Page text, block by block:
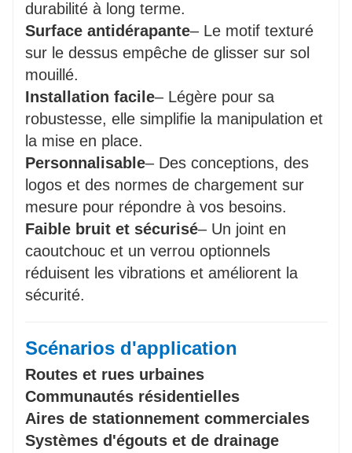
durabilité à long terme.
Surface antidérapante– Le motif texturé
sur le dessus empêche de glisser sur sol
mouillé.
Installation facile– Légère pour sa
robustesse, elle simplifie la manipulation et
la mise en place.
Personnalisable– Des conceptions, des
logos et des normes de chargement sur
mesure pour répondre à vos besoins.
Faible bruit et sécurisé– Un joint en
caoutchouc et un verrou optionnels
réduisent les vibrations et améliorent la
sécurité.
Scénarios d'application
Routes et rues urbaines
Communautés résidentielles
Aires de stationnement commerciales
Systèmes d'égouts et de drainage